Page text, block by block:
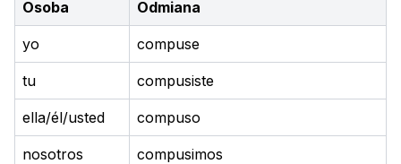
Osoba Odmiana
yo compuse
tu compusiste
ella/él/usted compuso
nosotros compusimos